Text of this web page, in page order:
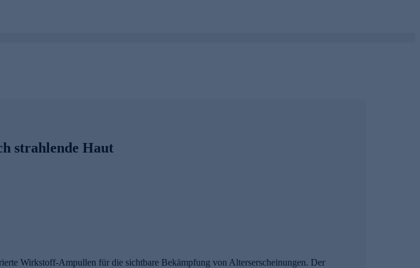
strahlende Haut
Wirkstoff-Ampullen für die sichtbare Bekämpfung von Alterserscheinungen. Der